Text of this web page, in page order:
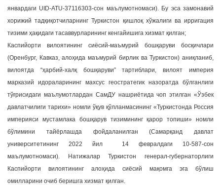
январдаги UID-ATU-37116303-сон маълумотномаси). Бу эса замонавий
хорижий тадқиқотчиларнинг Туркистон қишлоқ хўжалиги ва ирригация
тизими ҳақидаги тасаввурларининг кенгайишига хизмат қилган;
Каспийорти вилоятининг сиёсий-маъмурий бошқаруви босқичлари
(Оренбург, Кавказ, алоҳида маъмурий бирлик ва Туркистон) аниқланиб,
вилоятда “ҳарбий-халқ бошқаруви” тартиблари, вилоят империя
марказий идораларининг махсус геостратегик назоратда бўлганлиги
тўғрисидаги маълумотлардан СамДУ нашриётида чоп этилган «Ўзбек
давлатчилиги тарихи» номли ўқув қўлланмасининг «Туркистонда Россия
империяси мустамлака бошқарув тизимининг қарор топиши» номли
бўлимини тайёрлашда фойдаланилган (Самарқанд давлат
университетининг 2022 йил 14 февралдаги 10-587-сон
маълумотномаси). Натижалар Туркистон генерал-губернаторлиги
Каспийорти вилоятининг алоҳида сиёсий мақомга эга бўлиш
омилларини очиб беришга хизмат қилган.